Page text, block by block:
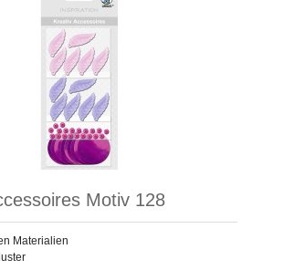
Motiv 128
Materialien